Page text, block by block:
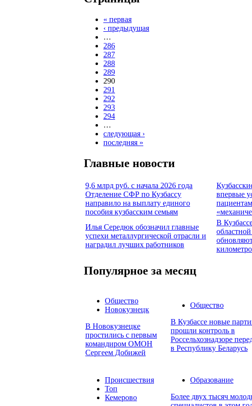
« первая
‹ предыдущая
…
286
287
288
289
290
291
292
293
294
…
следующая ›
последняя »
Главные новости
9,6 млрд руб. с начала 2026 года
Отделение СФР по Кузбассу
направило на выплату единого
пособия кузбасским семьям
впервые
пациентам
Илья Середюк обозначил главные
успехи металлургической отрасли и
наградил лучших работников
В
Популярное за месяц
Общество
Новокузнецк
В Новокузнецке
простились с первым
командиром ОМОН
Сергеем Добижей
Общество
В Кузбассе новые
прошли контроль в
Россельхознадзоре
в Республику Беларусь
Происшествия
Топ
Кемерово
Образование
Более двух тысяч